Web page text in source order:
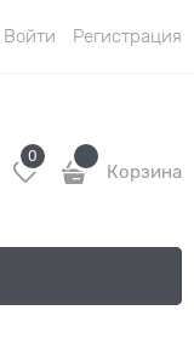
Войти Регистрация
0
Корзина